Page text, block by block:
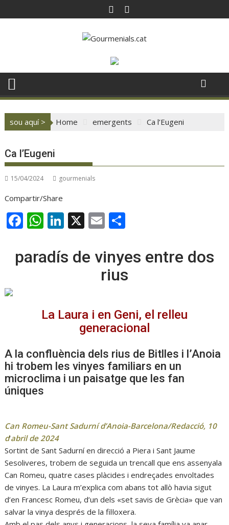
to
sou aquí > Home emergents Ca l’Eugeni
Ca l’Eugeni
15/04/2024 gourmenials
Compartir/Share
F
e
b
W
at
s
p
Li
k
e
X E
ai
l
m
p
ar
ix
paradís de vinyes entre dos
rius
La Laura i en Geni, el relleu
generacional
A la confluència dels rius de Bitlles i l’Anoia
hi trobem les vinyes familiars en un
microclima i un paisatge que les fan
úniques
Can Romeu-Sant Sadurní d’Anoia-Barcelona/Redacció, 10
d‘abril de 2024
Sortint de Sant Sadurní en direcció a Piera i Sant Jaume
Sesoliveres, trobem de seguida un trencall que ens assenyala
Can Romeu, quatre cases plàcides i endreçades envoltades
de vinyes. La Laura m’explica com abans tot allò havia sigut
d’en Francesc Romeu, d’un dels «set savis de Grècia» que van
salvar la vinya després de la fil·loxera.